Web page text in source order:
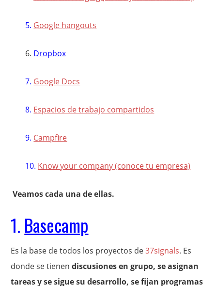
5. Google hangouts
6. Dropbox
7. Google Docs
8. Espacios de trabajo compartidos
9. Campfire
10. Know your company (conoce tu empresa)
Veamos cada una de ellas.
1. Basecamp
Es la base de todos los proyectos de37signals. Es
donde se tienendiscusiones en grupo, se asignan
tareas y se sigue su desarrollo, se fijan programas